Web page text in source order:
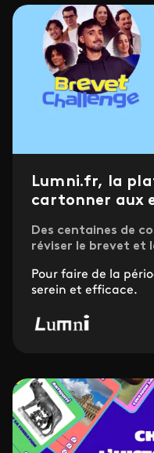
Lumni.fr, la
cartonner aux
Des centaines de
réviser le brevet et
Pour faire de la
serein et efficace.